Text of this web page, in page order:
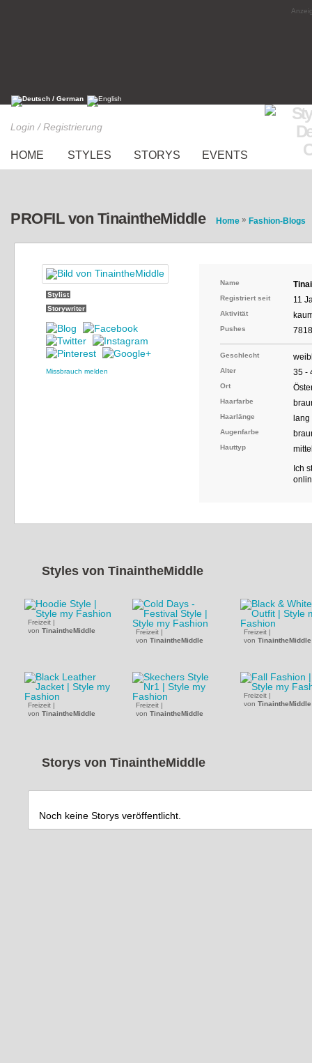
Login / Registrierung
HOME STYLES STORYS EVENTS
PROFIL von TinaintheMiddle Home » Fashion-Blogs
Stylist
Storywriter
Missbrauch melden
Name
Registriert seit 11
Aktivität
Pushes
Geschlecht
Alter 35 -
Ort
Haarfarbe
Haarlänge lang
Augenfarbe
Hauttyp
Ich
Styles von TinaintheMiddle
Freizeit |
von TinaintheMiddle Freizeit |
von TinaintheMiddle
Freizeit |
von TinaintheMiddle
Freizeit |
von TinaintheMiddle
Freizeit |
von TinaintheMiddle
Freizeit |
von TinaintheMiddle
Storys von TinaintheMiddle
Noch keine Storys veröffentlicht.